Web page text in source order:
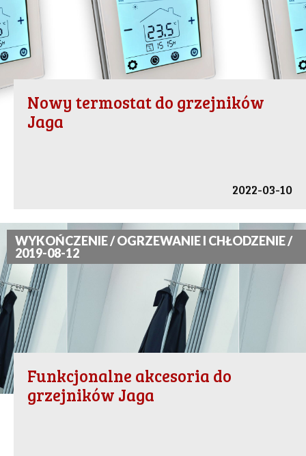
Nowy termostat do grzejników
Jaga
2022-03-10
WYKOŃCZENIE / OGRZEWANIE I CHŁODZENIE /
2019-08-12
Funkcjonalne akcesoria do
grzejników Jaga